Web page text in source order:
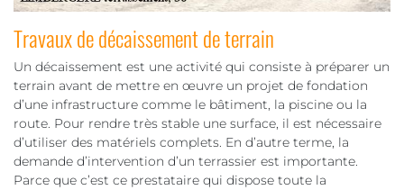
Travaux de décaissement de terrain
Un décaissement est une activité qui consiste à préparer un
terrain avant de mettre en œuvre un projet de fondation
d’une infrastructure comme le bâtiment, la piscine ou la
route. Pour rendre très stable une surface, il est nécessaire
d’utiliser des matériels complets. En d’autre terme, la
demande d’intervention d’un terrassier est importante.
Parce que c’est ce prestataire qui dispose toute la